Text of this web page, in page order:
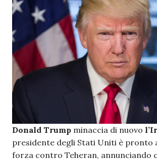
Donald Trump minaccia di nuovo
presidente degli Stati Uniti è pronto
forza contro Teheran, annunciando